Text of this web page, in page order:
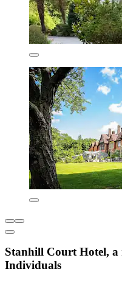
Stanhill Court Hotel, a
Individuals